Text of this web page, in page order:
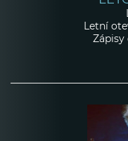
Letní
Zápisy